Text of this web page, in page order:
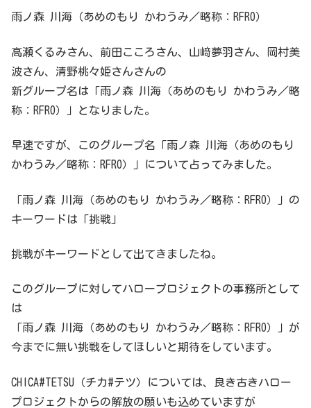
雨ノ森 川海（あめのもり かわうみ／略称：RFRO）
高瀬くるみさん、前田こころさん、山﨑夢羽さん、岡村美
波さん、清野桃々姫さんさんの
新グループ名は「雨ノ森 川海（あめのもり かわうみ／略
称：RFRO）」となりました。
早速ですが、このグループ名「雨ノ森 川海（あめのもり
かわうみ／略称：RFRO）」について占ってみました。
「雨ノ森 川海（あめのもり かわうみ／略称：RFRO）」の
キーワードは「挑戦」
挑戦がキーワードとして出てきましたね。
このグループに対してハロープロジェクトの事務所として
は
「雨ノ森 川海（あめのもり かわうみ／略称：RFRO）」が
今までに無い挑戦をしてほしいと期待をしています。
CHICA#TETSU（チカ#テツ）については、良き古きハロー
プロジェクトからの解放の願いも込めていますが